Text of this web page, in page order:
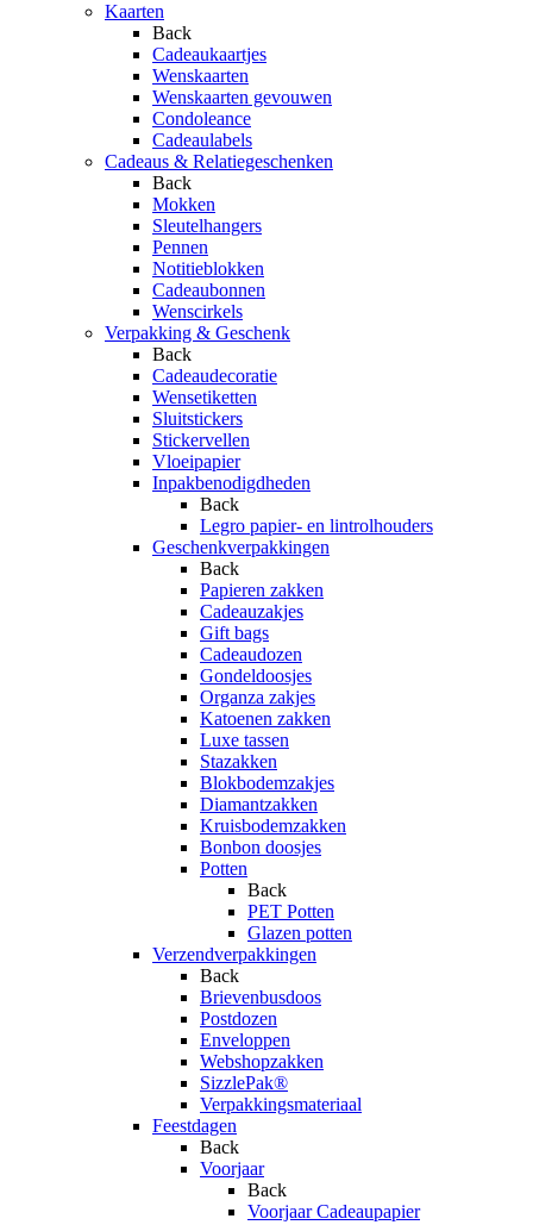
Kaarten
Back
Cadeaukaartjes
Wenskaarten
Wenskaarten gevouwen
Condoleance
Cadeaulabels
Cadeaus & Relatiegeschenken
Back
Mokken
Sleutelhangers
Pennen
Notitieblokken
Cadeaubonnen
Wenscirkels
Verpakking & Geschenk
Back
Cadeaudecoratie
Wensetiketten
Sluitstickers
Stickervellen
Vloeipapier
Inpakbenodigdheden
Back
Legro papier- en lintrolhouders
Geschenkverpakkingen
Back
Papieren zakken
Cadeauzakjes
Gift bags
Cadeaudozen
Gondeldoosjes
Organza zakjes
Katoenen zakken
Luxe tassen
Stazakken
Blokbodemzakjes
Diamantzakken
Kruisbodemzakken
Bonbon doosjes
Potten
Back
PET Potten
Glazen potten
Verzendverpakkingen
Back
Brievenbusdoos
Postdozen
Enveloppen
Webshopzakken
SizzlePak®
Verpakkingsmateriaal
Feestdagen
Back
Voorjaar
Back
Voorjaar Cadeaupapier